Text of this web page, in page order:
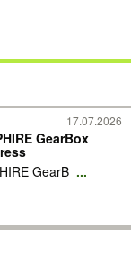
17.07.2026
GearBox
GearB ...